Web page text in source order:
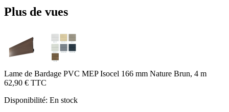
Plus de vues
Lame de Bardage PVC MEP Isocel 166 mm Nature Brun, 4 m
62,90 € TTC
Disponibilité: En stock